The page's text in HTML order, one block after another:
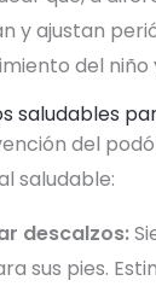
y ajustan
del niño
saludables
del
saludable:
descalzos:
sus pies.